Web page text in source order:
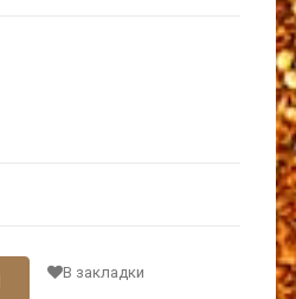
В закладки